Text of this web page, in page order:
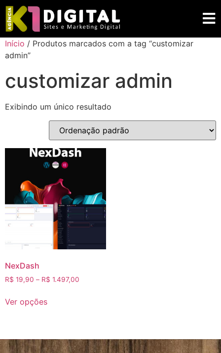
Início / Produtos marcados com a tag “customizar
admin”
customizar admin
Exibindo um único resultado
NexDash
R$ 19,90 – R$ 1.497,00
Ver opções